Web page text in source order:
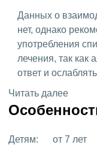
Данных о
нет, однако
употребления
лечения, так как
ответ и
Читать далее
Детям:
от 7 лет